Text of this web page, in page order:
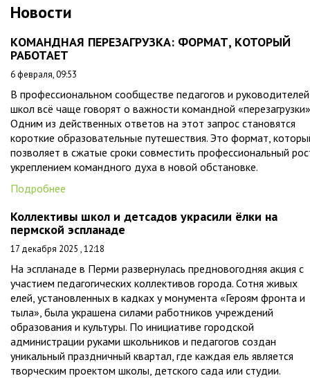
Новости
КОМАНДНАЯ ПЕРЕЗАГРУЗКА: ФОРМАТ, КОТОРЫЙ
РАБОТАЕТ
6 февраля, 09:53
В профессиональном сообществе педагогов и руководителей
школ всё чаще говорят о важности командной
Одним из действенных ответов на этот запрос становятся
короткие образовательные путешествия. Это формат,
позволяет в сжатые сроки совместить профессиональный
укреплением командного духа в новой обстановке.
Подробнее
Коллективы школ и детсадов украсили ёлки на
пермской эспланаде
17 декабря 2025 , 12:18
На эспланаде в Перми развернулась предновогодняя акция с
участием педагогических коллективов города. Сотня живых
елей, установленных в кадках у монумента «Героям фронта и
тыла», была украшена силами работников учреждений
образования и культуры. По инициативе городской
администрации руками школьников и педагогов создан
уникальный праздничный квартал, где каждая ель является
творческим проектом школы, детского сада или студии.